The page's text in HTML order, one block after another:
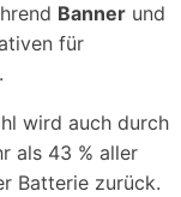
Banner und
für
wird auch durch
als 43 % aller
Batterie zurück.